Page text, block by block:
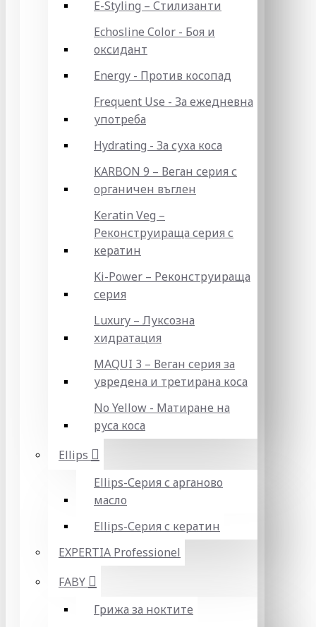
E-Styling – Стилизанти
Echosline Color - Боя и
оксидант
Energy - Против косопад
Frequent Use - За ежедневна
употреба
Hydrating - За суха коса
KARBON 9 – Веган серия с
органичен въглен
Keratin Veg –
Реконструираща серия с
кератин
Ki-Power – Реконструираща
серия
Luxury – Луксозна
хидратация
MAQUI 3 – Веган серия за
увредена и третирана коса
No Yellow - Матиране на
руса коса
Ellips
Ellips-Серия с арганово
масло
Ellips-Серия с кератин
EXPERTIA Professionel
FABY
Грижа за ноктите